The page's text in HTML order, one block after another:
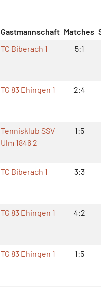
Gastmannschaft Matches
TC Biberach 1 5:1
TG 83 Ehingen 1 2:4
Tennisklub SSV
Ulm 1846 2
1:5
TC Biberach 1 3:3
TG 83 Ehingen 1 4:2
TG 83 Ehingen 1 1:5